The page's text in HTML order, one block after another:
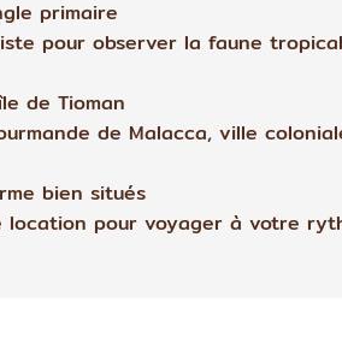
primaire
pour observer la faune
de Tioman
de Malacca, ville
bien situés
pour voyager à votre